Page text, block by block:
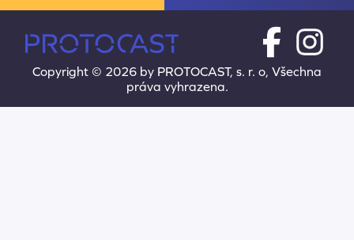
Copyright © 2026 by PROTOCAST, s. r. o, Všechna
práva vyhrazena.